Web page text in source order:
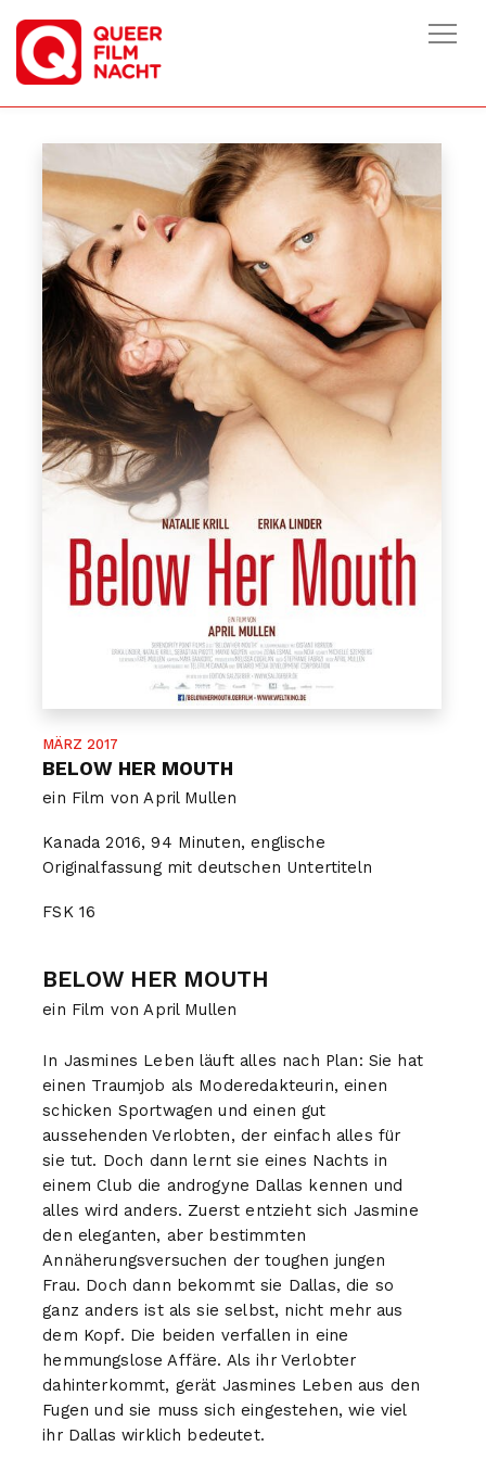
MÄRZ 2017
BELOW HER MOUTH
ein Film von April Mullen
Kanada 2016, 94 Minuten, englische
Originalfassung mit deutschen Untertiteln
FSK16
BELOW HER MOUTH
ein Film von April Mullen
In Jasmines Leben läuft alles nach Plan: Sie hat
einen Traumjob als Moderedakteurin, einen
schicken Sportwagen und einen gut
aussehenden Verlobten, der einfach alles für
sie tut. Doch dann lernt sie eines Nachts in
einem Club die androgyne Dallas kennen und
alles wird anders. Zuerst entzieht sich Jasmine
den eleganten, aber bestimmten
Annäherungsversuchen der toughen jungen
Frau. Doch dann bekommt sie Dallas, die so
ganz anders ist als sie selbst, nicht mehr aus
dem Kopf. Die beiden verfallen in eine
hemmungslose Affäre. Als ihr Verlobter
dahinterkommt, gerät Jasmines Leben aus den
Fugen und sie muss sich eingestehen, wie viel
ihr Dallas wirklich bedeutet.